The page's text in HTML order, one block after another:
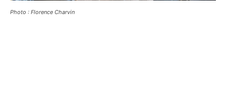
Photo : Florence Charvin